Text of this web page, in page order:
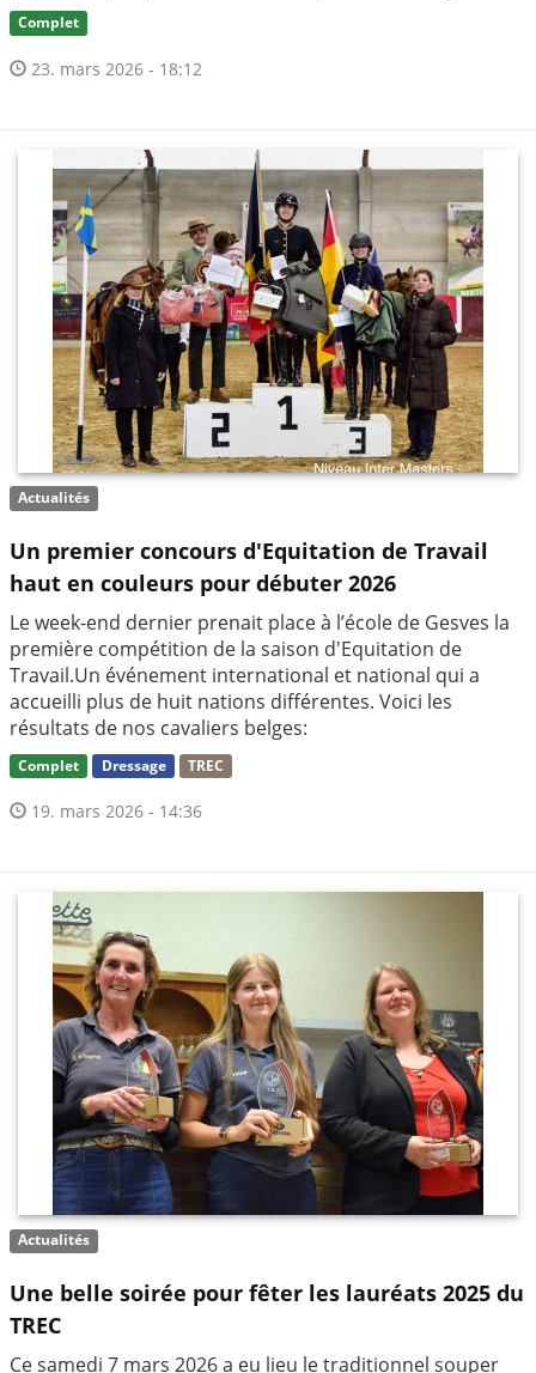
Complet
23. mars 2026 - 18:12
Actualités
Un premier concours d'Equitation de Travail
haut en couleurs pour débuter 2026
Le week-end dernier prenait place à l’école de Gesves la
première compétition de la saison d'Equitation de
Travail.Un événement international et national qui a
accueilli plus de huit nations différentes. Voici les
résultats de nos cavaliers belges:
Complet Dressage TREC
19. mars 2026 - 14:36
Actualités
Une belle soirée pour fêter les lauréats 2025 du
TREC
Ce samedi 7 mars 2026 a eu lieu le traditionnel souper